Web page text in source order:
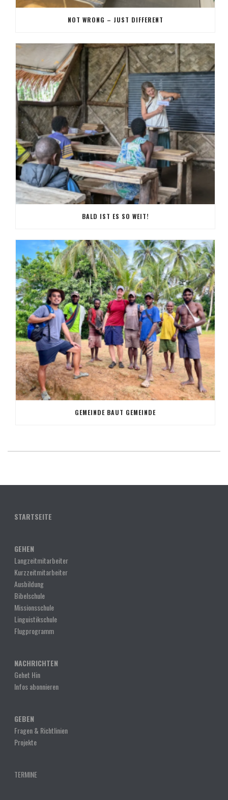
NOT WRONG – JUST DIFFERENT
BALD IST ES SO WEIT!
GEMEINDE BAUT GEMEINDE
STARTSEITE
GEHEN
Langzeitmitarbeiter
Kurzzeitmitarbeiter
Ausbildung
Bibelschule
Missionsschule
Linguistikschule
Flugprogramm
NACHRICHTEN
Gehet Hin
Infos abonnieren
GEBEN
Fragen & Richtlinien
Projekte
TERMINE